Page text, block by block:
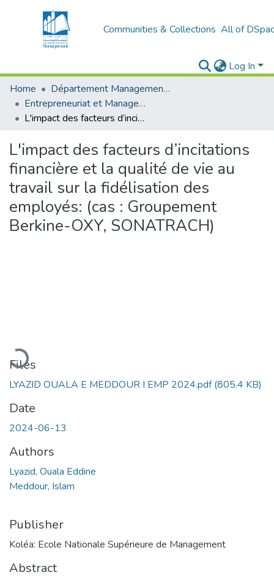
Communities & Collections All of
Log In
Home
Département Management et Entrepreneuriat
Entrepreneuriat et Management de Projets (EMP)
L'impact des facteurs d’incitations financière et la qualité de vie au travail sur la fidélisation des employés: (cas : Groupement Berkine-OXY, SONATRACH)
L'impact des facteurs d’incitations
financière et la qualité de vie au
travail sur la fidélisation des
employés: (cas : Groupement
Berkine-OXY, SONATRACH)
Loading...
Files
LYAZID OUALA E MEDDOUR I EMP 2024.pdf(805.4 KB)
Date
2024-06-13
Authors
Lyazid, Ouala Eddine
Meddour, Islam
Publisher
Koléa: Ecole Nationale Supérieure de Management
Abstract